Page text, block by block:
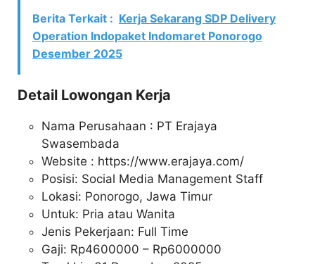
Berita Terkait : Kerja Sekarang SDP Delivery
Operation Indopaket Indomaret Ponorogo
Desember 2025
Detail Lowongan Kerja
Nama Perusahaan : PT Erajaya
Swasembada
Website : https://www.erajaya.com/
Posisi: Social Media Management Staff
Lokasi: Ponorogo, Jawa Timur
Untuk: Pria atau Wanita
Jenis Pekerjaan: Full Time
Gaji: Rp4600000 – Rp6000000